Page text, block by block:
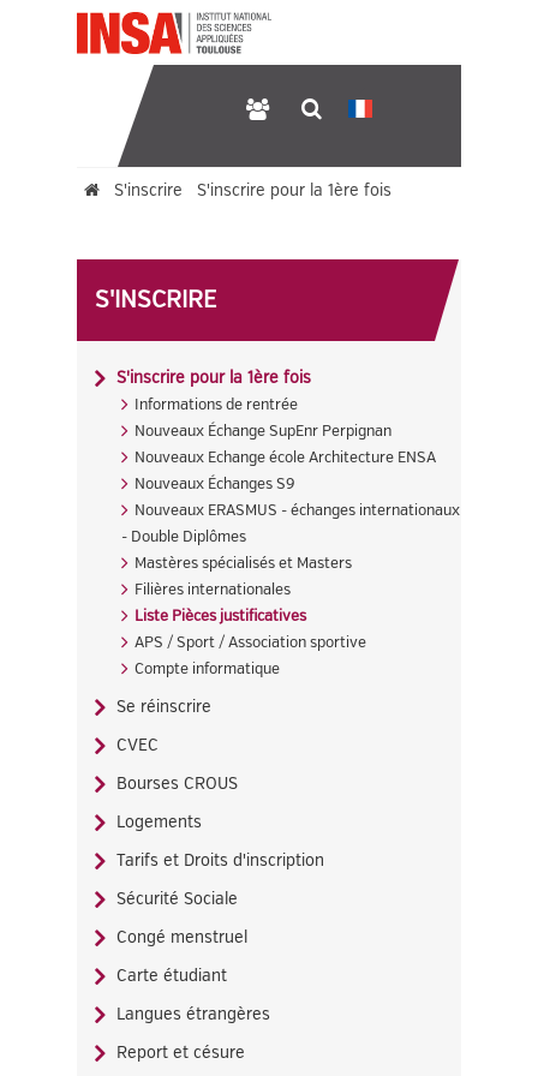
S'inscrire S'inscrire pour la 1ère fois
S'INSCRIRE
S'inscrire pour la 1ère fois
Informations de rentrée
Nouveaux Échange SupEnr Perpignan
Nouveaux Echange école Architecture ENSA
Nouveaux Échanges S9
Nouveaux ERASMUS - échanges internationaux
- Double Diplômes
Mastères spécialisés et Masters
Filières internationales
Liste Pièces justificatives
APS / Sport / Association sportive
Compte informatique
Se réinscrire
CVEC
Bourses CROUS
Logements
Tarifs et Droits d'inscription
Sécurité Sociale
Congé menstruel
Carte étudiant
Langues étrangères
Report et césure